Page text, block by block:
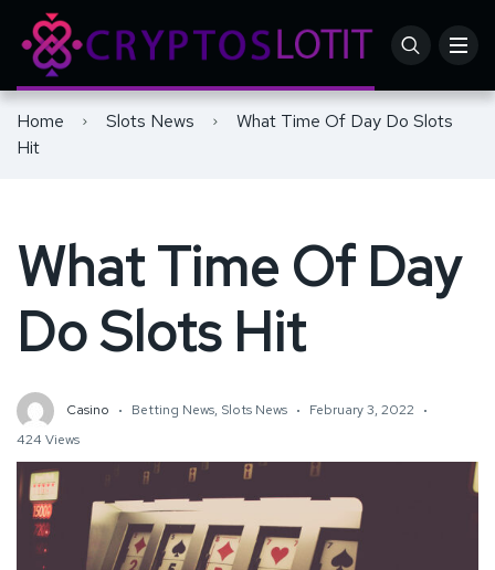
Home Slots News
What Time Of Day Do Slots
Hit
What Time Of Day
Do Slots Hit
Casino Betting News, Slots News
February 3, 2022
424 Views